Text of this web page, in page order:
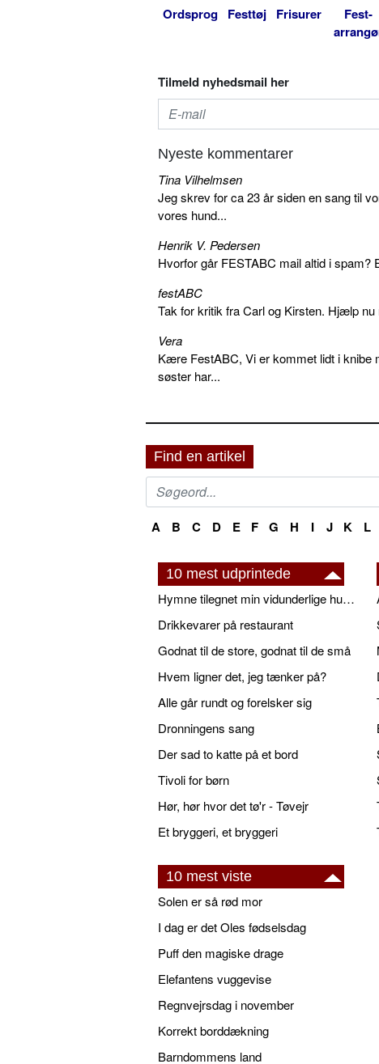
Ordsprog Festtøj Frisurer
Fest-
Tilmeld nyhedsmail her
Nyeste kommentarer
Tina Vilhelmsen
Jeg skrev for ca 23 år siden en sang til
vores hund...
Henrik V. Pedersen
Hvorfor går FESTABC mail altid i spam?
festABC
Tak for kritik fra Carl og Kirsten. Hjælp
Vera
Kære FestABC, Vi er kommet lidt i knibe
søster har...
Find en artikel
A B C D E F G H I J K L
10 mest udprintede
Hymne tilegnet min vidunderlige husbond
Drikkevarer på restaurant
Godnat til de store, godnat til de små
Hvem ligner det, jeg tænker på?
Alle går rundt og forelsker sig
Dronningens sang
Der sad to katte på et bord
Tivoli for børn
Hør, hør hvor det tø'r - Tøvejr
Et bryggeri, et bryggeri
10 mest viste
Solen er så rød mor
I dag er det Oles fødselsdag
Puff den magiske drage
Elefantens vuggevise
Regnvejrsdag i november
Korrekt borddækning
Barndommens land